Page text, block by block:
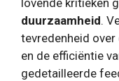
duurzaamheid.
tevredenheid
en de efficiëntie
gedetailleerde